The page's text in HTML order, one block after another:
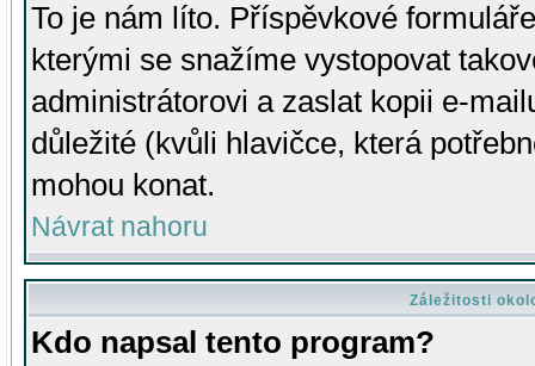
To je nám líto. Příspěvkové
kterými se snažíme vystopovat
administrátorovi a zaslat kopii e-
důležité (kvůli hlavičce, která
mohou konat.
Návrat nahoru
Záležitosti
Kdo napsal tento program?